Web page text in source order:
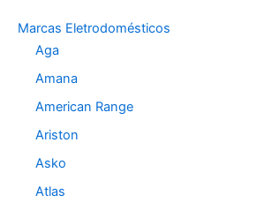
rMarcas Eletrodomésticos
Aga
Amana
American Range
Ariston
Asko
Atlas